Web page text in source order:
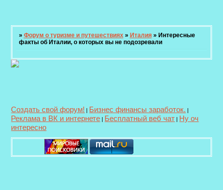
» Форум о туризме и путешествиях » Италия » Интересные
факты об Италии, о которых вы не подозревали
Создать свой форум! | Бизнес финансы заработок. |
Реклама в ВК и интернете | Бесплатный веб чат | Ну оч
интересно